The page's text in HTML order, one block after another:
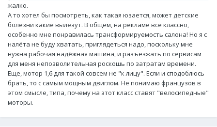
жалко.
А то хотел бы посмотреть, как такая юзается, может детские
болезни какие вылезут. В общем, на рекламе всё классно,
особенно мне понравилась трансформируемость салона! Но я с
налёта не буду хватать, приглядеться надо, поскольку мне
нужна рабочая надёжная машина, и разъезжать по сервисам
для меня непозволительная роскошь по затратам времени.
Еще, мотор 1,6 для такой совсем не "к лицу". Если и сподоблюсь
брать, то с самым мощным двиглом. Не понимаю французов в
этом смысле, типа, почему на этот класс ставят "велосипедные"
моторы.